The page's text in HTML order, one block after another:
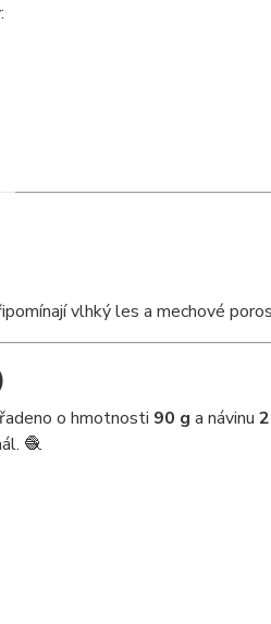
vlhký les a mechové
o hmotnosti 90 g a návinu
🧶